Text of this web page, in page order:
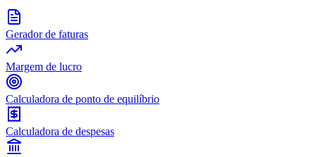
Gerador de faturas
Margem de lucro
Calculadora de ponto de equilíbrio
Calculadora de despesas